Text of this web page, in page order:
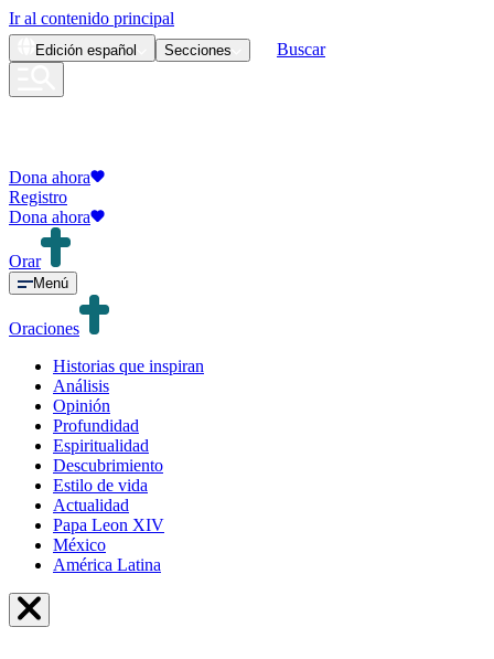
Ir al contenido principal
Edición español Secciones Buscar
Dona ahora
Registro
Dona ahora
Orar
Menú
Oraciones
Historias que inspiran
Análisis
Opinión
Profundidad
Espiritualidad
Descubrimiento
Estilo de vida
Actualidad
Papa Leon XIV
México
América Latina